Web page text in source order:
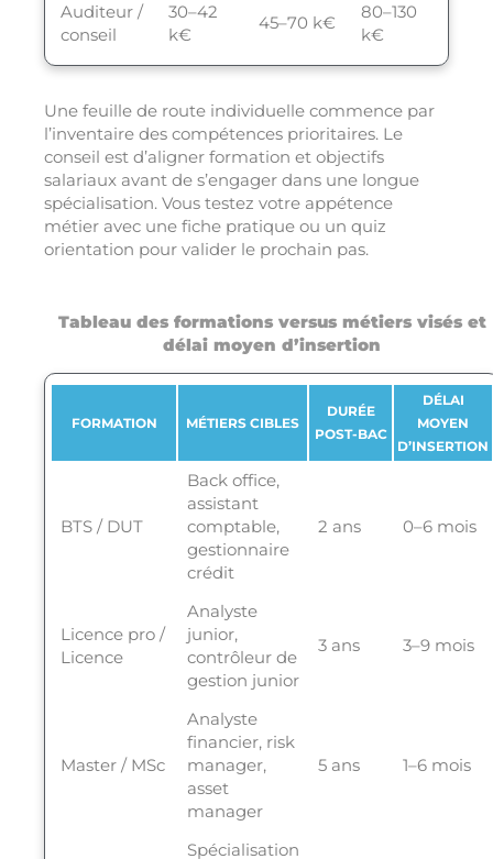
Auditeur /
conseil
30–42
k€
45–70 k€
80–130
k€
Une feuille de route individuelle commence par
l’inventaire des compétences prioritaires. Le
conseil est d’aligner formation et objectifs
salariaux avant de s’engager dans une longue
spécialisation. Vous testez votre appétence
métier avec une fiche pratique ou un quiz
orientation pour valider le prochain pas.
Tableau des formations versus métiers visés et
délai moyen d’insertion
FORMATION MÉTIERS CIBLES
DURÉE
POST-BAC
DÉLAI
MOYEN
D’INSERTION
BTS / DUT
Back office,
assistant
comptable,
gestionnaire
crédit
2 ans 0–6 mois
Licence pro /
Licence
Analyste
junior,
contrôleur de
gestion junior
3 ans 3–9 mois
Master / MSc
Analyste
financier, risk
manager,
asset
manager
5 ans 1–6 mois
Spécialisation